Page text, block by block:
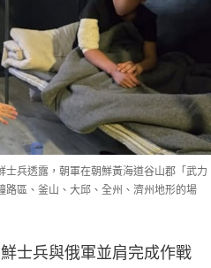
兵透露，朝軍在朝鮮黃海道谷山郡「武力
區、釜山、大邱、全州、濟州地形的場
士兵與俄軍並肩完成作戰